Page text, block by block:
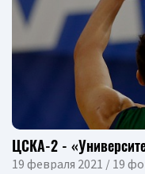
ЦСКА-2 -
19 февраля 2021 / 19